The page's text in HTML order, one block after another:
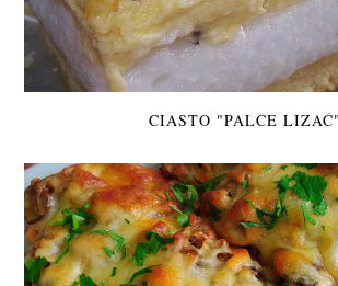
CIASTO "PALCE LIZAĆ"